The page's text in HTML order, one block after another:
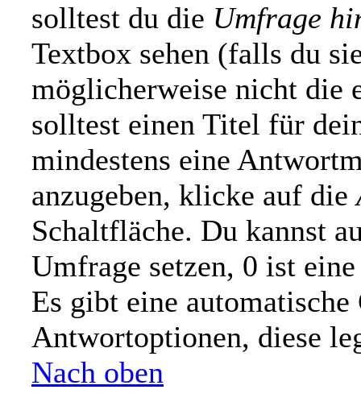
solltest du die Umfrage
Textbox sehen (falls du
möglicherweise nicht die
solltest einen Titel für
mindestens eine
anzugeben, klicke auf die
Schaltfläche. Du kannst
Umfrage setzen, 0 ist
Es gibt eine
Antwortoptionen, diese
Nach oben